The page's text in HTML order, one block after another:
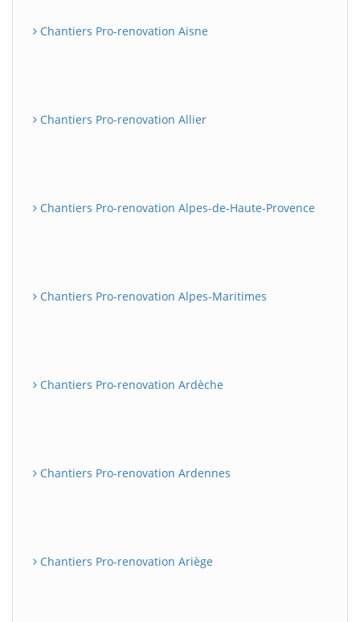
Chantiers Pro-renovation Aisne
Chantiers Pro-renovation Allier
Chantiers Pro-renovation Alpes-de-Haute-Provence
Chantiers Pro-renovation Alpes-Maritimes
Chantiers Pro-renovation Ardèche
Chantiers Pro-renovation Ardennes
Chantiers Pro-renovation Ariège